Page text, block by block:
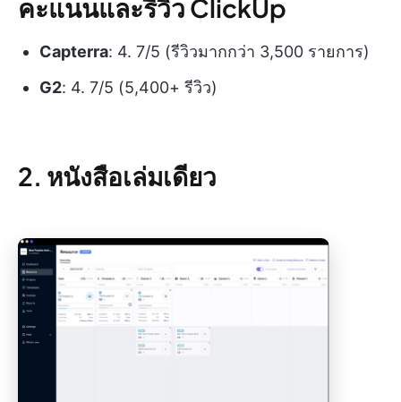
คะแนนและรีวิว ClickUp
Capterra: 4. 7/5 (รีวิวมากกว่า 3,500 รายการ)
G2: 4. 7/5 (5,400+ รีวิว)
2. หนังสือเล่มเดียว